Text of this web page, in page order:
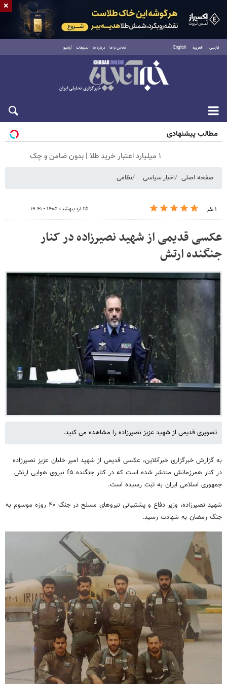
فارسی العربية English تماس با ما درباره ما تبلیغات آرشیو
جمعه ۱۶ مرداد ۱۴۰۵
مطالب پیشنهادی
۱ میلیارد اعتبار خرید طلا | بدون ضامن و چک
صفحه اصلی اخبار سیاسی نظامی
۱ نفر ۲۵ اردیبهشت ۱۴۰۵ - ۱۹:۴۱
عکسی قدیمی از شهید نصیرزاده در کنار
جنگنده ارتش
تصویری قدیمی از شهید عزیز نصیرزاده را مشاهده می کنید.
به گزارش خبرگزاری خبرآنلاین، عکسی قدیمی از شهید امیر خلبان عزیز نصیرزاده
در کنار همرزمانش منتشر شده است که در کنار جنگنده f۵ نیروی هوایی ارتش
جمهوری اسلامی ایران به ثبت رسیده است.
شهید نصیرزاده، وزیر دفاع و پشتیبانی نیروهای مسلح در جنگ ۴۰ روزه موسوم به
جنگ رمضان به شهادت رسید.
×